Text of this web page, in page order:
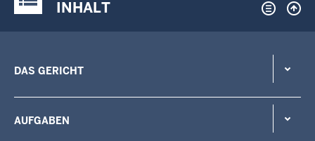
INHALT
DAS GERICHT
AUFGABEN